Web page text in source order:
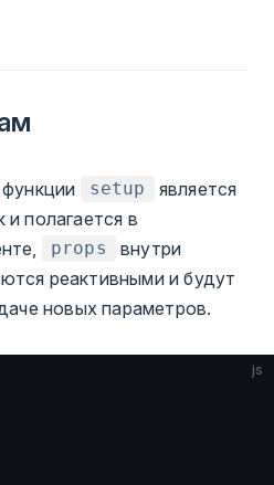
setup
является
и полагается в
props
внутри
реактивными и будут
новых параметров.
js